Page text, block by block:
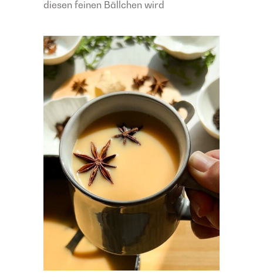
diesen feinen Bällchen wird